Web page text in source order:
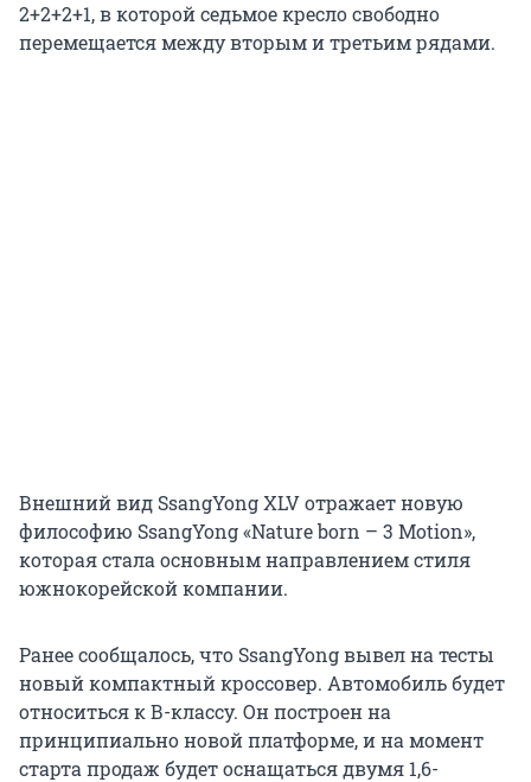
2+2+2+1, в которой седьмое кресло свободно
перемещается между вторым и третьим рядами.
Внешний вид SsangYong XLV отражает новую
философию SsangYong «Nature born – 3 Motion»,
которая стала основным направлением стиля
южнокорейской компании.
Ранее сообщалось, что SsangYong вывел на тесты
новый компактный кроссовер. Автомобиль будет
относиться к В-классу. Он построен на
принципиально новой платформе, и на момент
старта продаж будет оснащаться двумя 1,6-